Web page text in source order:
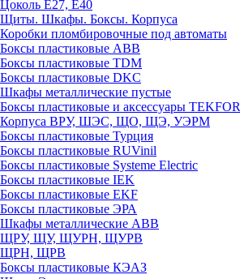
Цоколь Е27, E40
Щиты. Шкафы. Боксы. Корпуса
Коробки пломбировочные под автоматы
Боксы пластиковые ABB
Боксы пластиковые TDM
Боксы пластиковые DKC
Шкафы металлические пустые
Боксы пластиковые и аксессуары TEKFOR
Корпуса ВРУ, ШЭС, ЩО, ЩЭ, УЭРМ
Боксы пластиковые Турция
Боксы пластиковые RUVinil
Боксы пластиковые Systeme Electric
Боксы пластиковые IEK
Боксы пластиковые EKF
Боксы пластиковые ЭРА
Шкафы металлические ABB
ЩРУ, ЩУ, ЩУРН, ЩУРВ
ЩРН, ЩРВ
Боксы пластиковые КЭАЗ